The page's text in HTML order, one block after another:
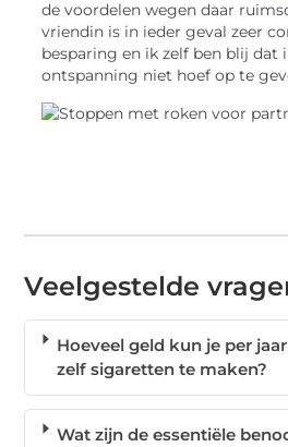
de voordelen wegen daar
vriendin is in ieder geval zeer
besparing en ik zelf ben blij dat
ontspanning niet hoef op te
Veelgestelde
Hoeveel geld kun je per
zelf sigaretten te maken?
Wat zijn de essentiële